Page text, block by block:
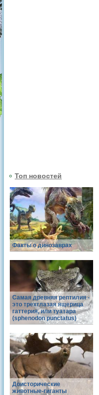
Топ новостей
Факты о динозаврах
Самая древняя рептилия -
это трехглазая ящерица
гаттерия, или туатара
(sphenodon punctatus)
Доисторические
животные-гиганты